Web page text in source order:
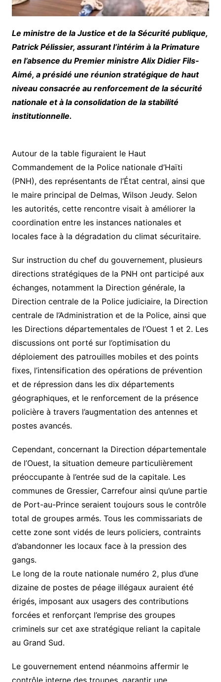
Le ministre de la Justice et de la Sécurité publique,
Patrick Pélissier, assurant l’intérim à la Primature
en l’absence du Premier ministre Alix Didier Fils-
Aimé, a présidé une réunion stratégique de haut
niveau consacrée au renforcement de la sécurité
nationale et à la consolidation de la stabilité
institutionnelle.
Autour de la table figuraient le Haut
Commandement de la Police nationale d’Haïti
(PNH), des représentants de l’État central, ainsi que
le maire principal de Delmas, Wilson Jeudy. Selon
les autorités, cette rencontre visait à améliorer la
coordination entre les instances nationales et
locales face à la dégradation du climat sécuritaire.
Sur instruction du chef du gouvernement, plusieurs
directions stratégiques de la PNH ont participé aux
échanges, notamment la Direction générale, la
Direction centrale de la Police judiciaire, la Direction
centrale de l’Administration et de la Police, ainsi que
les Directions départementales de l’Ouest 1 et 2. Les
discussions ont porté sur l’optimisation du
déploiement des patrouilles mobiles et des points
fixes, l’intensification des opérations de prévention
et de répression dans les dix départements
géographiques, et le renforcement de la présence
policière à travers l’augmentation des antennes et
postes avancés.
Cependant, concernant la Direction départementale
de l’Ouest, la situation demeure particulièrement
préoccupante à l’entrée sud de la capitale. Les
communes de Gressier, Carrefour ainsi qu’une partie
de Port-au-Prince seraient toujours sous le contrôle
total de groupes armés. Tous les commissariats de
cette zone sont vidés de leurs policiers, contraints
d’abandonner les locaux face à la pression des
gangs.
Le long de la route nationale numéro 2, plus d’une
dizaine de postes de péage illégaux auraient été
érigés, imposant aux usagers des contributions
forcées et renforçant l’emprise des groupes
criminels sur cet axe stratégique reliant la capitale
au Grand Sud.
Le gouvernement entend néanmoins affermir le